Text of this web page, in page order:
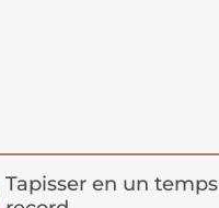
Tapisser en un temps